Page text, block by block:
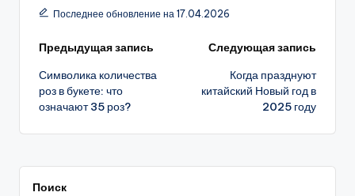
Последнее обновление на 17.04.2026
Навигация
записи
Предыдущая запись
Символика количества
роз в букете: что
означают 35 роз?
Следующая запись
Когда празднуют
китайский Новый год в
2025 году
Поиск